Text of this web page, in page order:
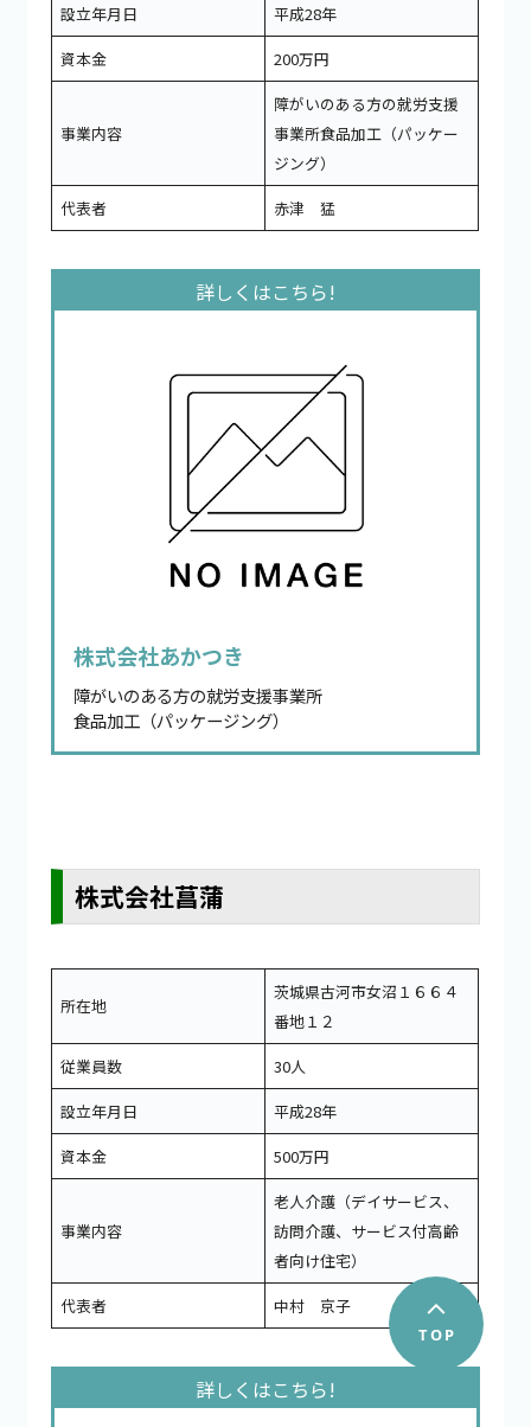
設立年月日
平成28年
資本金
200万円
事業内容
障がいのある方の就労支援
事業所食品加工（パッケー
ジング）
代表者
赤津 猛
株式会社あかつき
障がいのある方の就労支援事業所
食品加工（パッケージング）
株式会社菖蒲
所在地
茨城県古河市女沼１６６４
番地１２
従業員数
30人
設立年月日
平成28年
資本金
500万円
事業内容
老人介護（デイサービス、
訪問介護、サービス付高齢
者向け住宅）
代表者
中村 京子